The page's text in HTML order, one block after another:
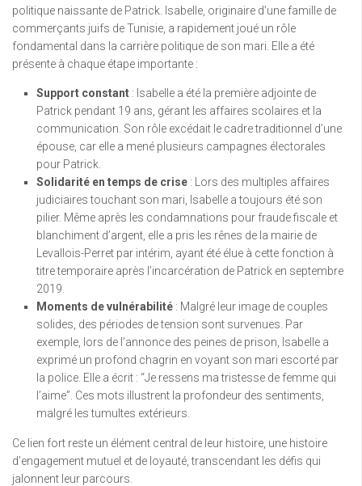
politique naissante de Patrick. Isabelle, originaire d’une famille de
commerçants juifs de Tunisie, a rapidement joué un rôle
fondamental dans la carrière politique de son mari. Elle a été
présente à chaque étape importante :
Support constant : Isabelle a été la première adjointe de
Patrick pendant 19 ans, gérant les affaires scolaires et la
communication. Son rôle excédait le cadre traditionnel d’une
épouse, car elle a mené plusieurs campagnes électorales
pour Patrick.
Solidarité en temps de crise : Lors des multiples affaires
judiciaires touchant son mari, Isabelle a toujours été son
pilier. Même après les condamnations pour fraude fiscale et
blanchiment d’argent, elle a pris les rênes de la mairie de
Levallois-Perret par intérim, ayant été élue à cette fonction à
titre temporaire après l’incarcération de Patrick en septembre
2019.
Moments de vulnérabilité : Malgré leur image de couples
solides, des périodes de tension sont survenues. Par
exemple, lors de l’annonce des peines de prison, Isabelle a
exprimé un profond chagrin en voyant son mari escorté par
la police. Elle a écrit : “Je ressens ma tristesse de femme qui
l’aime”. Ces mots illustrent la profondeur des sentiments,
malgré les tumultes extérieurs.
Ce lien fort reste un élément central de leur histoire, une histoire
d’engagement mutuel et de loyauté, transcendant les défis qui
jalonnent leur parcours.